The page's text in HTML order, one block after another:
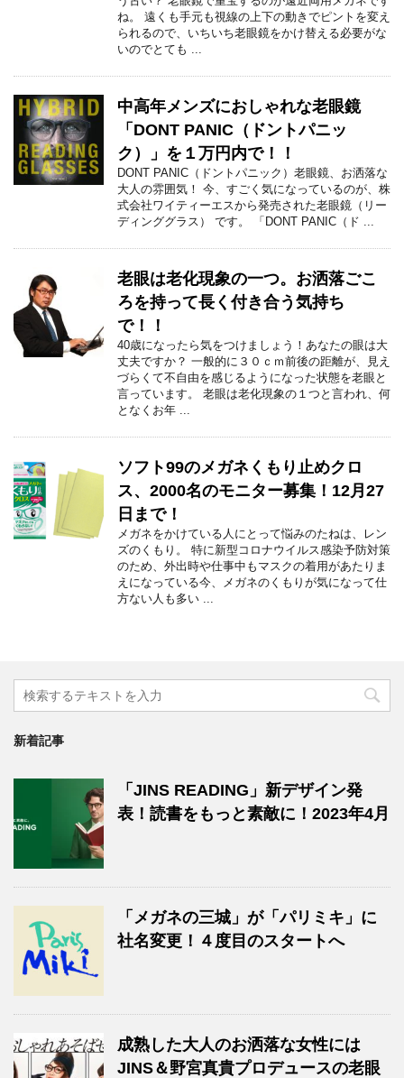
ね。 遠くも手元も視線の上下の動きでピントを変え
られるので、いちいち老眼鏡をかけ替える必要がな
いのでとても ...
中高年メンズにおしゃれな老眼鏡
「DONT PANIC（ドントパニッ
ク）」を１万円内で！！
DONT PANIC（ドントパニック）老眼鏡、お洒落な
大人の雰囲気！ 今、すごく気になっているのが、株
式会社ワイティーエスから発売された老眼鏡（リー
ディンググラス） です。 「DONT PANIC（ド ...
老眼は老化現象の一つ。お洒落ごこ
ろを持って長く付き合う気持ち
で！！
40歳になったら気をつけましょう！あなたの眼は大
丈夫ですか？ 一般的に３０ｃｍ前後の距離が、見え
づらくて不自由を感じるようになった状態を老眼と
言っています。 老眼は老化現象の１つと言われ、何
となくお年 ...
ソフト99のメガネくもり止めクロ
ス、2000名のモニター募集！12月27
日まで！
メガネをかけている人にとって悩みのたねは、レン
ズのくもり。 特に新型コロナウイルス感染予防対策
のため、外出時や仕事中もマスクの着用があたりま
えになっている今、メガネのくもりが気になって仕
方ない人も多い ...
新着記事
「JINS READING」新デザイン発
表！読書をもっと素敵に！2023年4月
「メガネの三城」が「パリミキ」に
社名変更！４度目のスタートへ
成熟した大人のお洒落な女性には
JINS＆野宮真貴プロデュースの老眼